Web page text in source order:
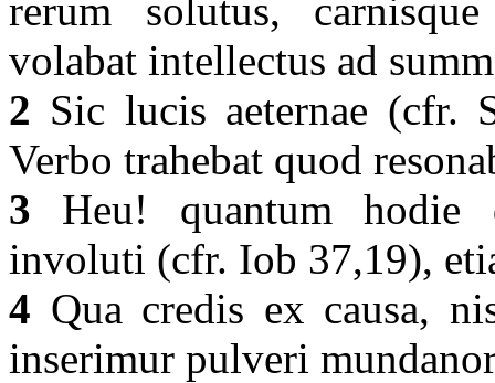
rerum solutus,
volabat intellectus ad
2 Sic lucis aeternae (cfr.
Verbo trahebat quod
3 Heu! quantum hodie
involuti (cfr. Iob 37,19),
4 Qua credis ex causa,
inserimur pulveri